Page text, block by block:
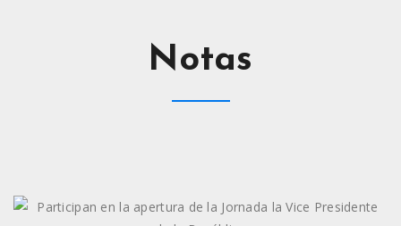
Notas